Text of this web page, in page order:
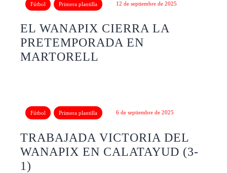
Fútbol Primera plantilla 12 de septiembre de 2025
EL WANAPIX CIERRA LA
PRETEMPORADA EN
MARTORELL
Fútbol Primera plantilla 6 de septiembre de 2025
TRABAJADA VICTORIA DEL
WANAPIX EN CALATAYUD (3-
1)